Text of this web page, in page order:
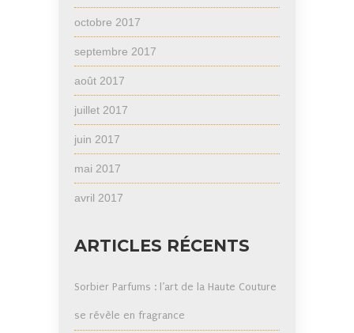
octobre 2017
septembre 2017
août 2017
juillet 2017
juin 2017
mai 2017
avril 2017
ARTICLES RÉCENTS
Sorbier Parfums : l’art de la Haute Couture
se révèle en fragrance